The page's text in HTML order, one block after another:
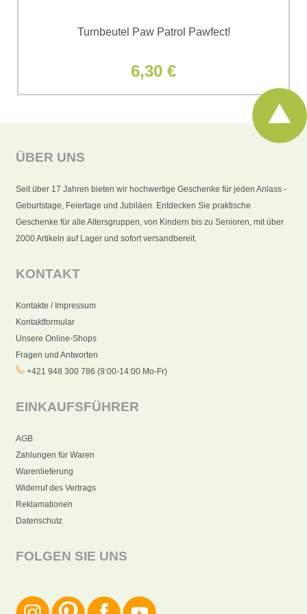
Turnbeutel Paw Patrol Pawfect!
6,30 €
ÜBER UNS
Seit über 17 Jahren bieten wir hochwertige Geschenke für jeden Anlass -
Geburtstage, Feiertage und Jubiläen. Entdecken Sie praktische
Geschenke für alle Altersgruppen, von Kindern bis zu Senioren, mit über
2000 Artikeln auf Lager und sofort versandbereit.
KONTAKT
Kontakte / Impressum
Kontaktformular
Unsere Online-Shops
Fragen und Antworten
+421 948 300 786 (9:00-14:00 Mo-Fr)
EINKAUFSFÜHRER
AGB
Zahlungen für Waren
Warenlieferung
Widerruf des Vertrags
Reklamationen
Datenschutz
FOLGEN SIE UNS